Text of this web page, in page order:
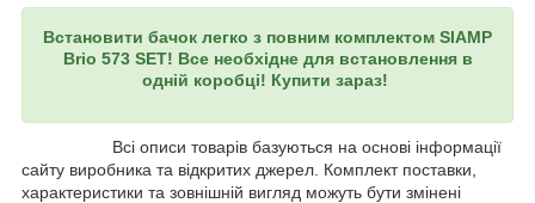
Встановити бачок легко з повним комплектом SIAMP
Brio 573 SET! Все необхідне для встановлення в
одній коробці! Купити зараз!
Всі описи товарів базуються на основі інформації
сайту виробника та відкритих джерел. Комплект поставки,
характеристики та зовнішній вигляд можуть бути змінені